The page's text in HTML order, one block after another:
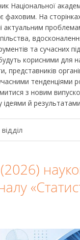
Національної
фаховим. На
актуальним
та сучасних
корисними для
представників
тенденціями
з новим
ідеями й